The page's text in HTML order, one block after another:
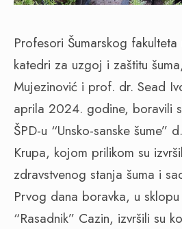
Profesori Šumarskog
katedri za uzgoj i zaštitu
Mujezinović i prof. dr. Sead
aprila 2024. godine, boravili
ŠPD-u “Unsko-sanske šume”
Krupa, kojom prilikom su
zdravstvenog stanja šuma i
Prvog dana boravka, u
“Rasadnik” Cazin, izvršili su